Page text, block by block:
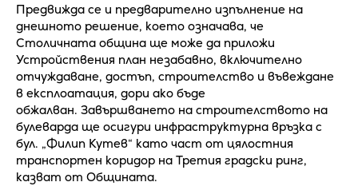
Предвижда се и предварително изпълнение на
днешното решение, което означава, че
Столичната община ще може да приложи
Устройствения план незабавно, включително
отчуждаване, достъп, строителство и въвеждане
в експлоатация, дори ако бъде
обжалван. Завършването на строителството на
булеварда ще осигури инфраструктурна връзка с
бул. „Филип Кутев“ като част от цялостния
транспортен коридор на Третия градски ринг,
казват от Общината.